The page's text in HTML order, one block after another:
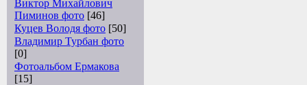
Виктор Михайлович
Пиминов фото [46]
Куцев Володя фото [50]
Владимир Турбан фото
[0]
Фотоальбом Ермакова
[15]